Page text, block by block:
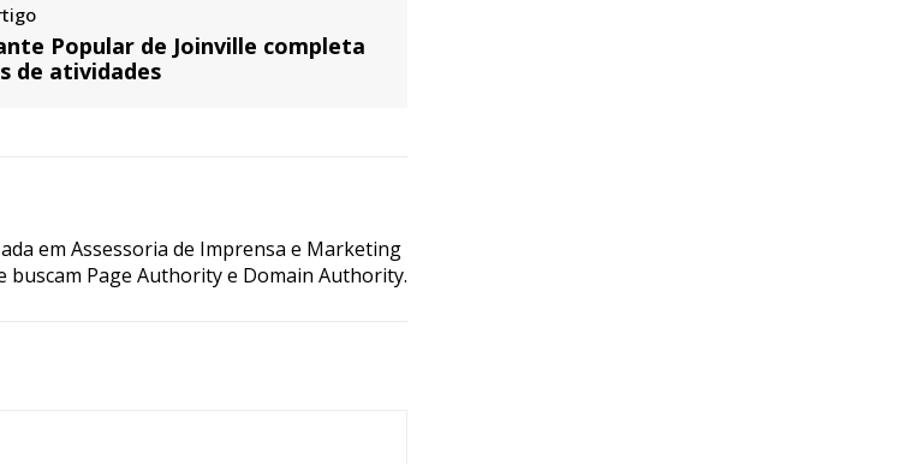
Popular de Joinville completa
de atividades
em Assessoria de Imprensa e Marketing
buscam Page Authority e Domain Authority.